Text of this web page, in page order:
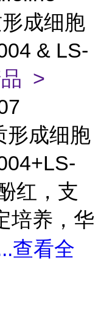
成细胞
& LS-
>
形成细胞
红，支
培养，华
查看全